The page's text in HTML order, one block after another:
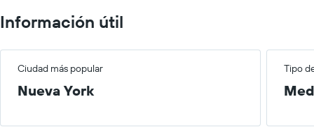
Información útil
Ciudad más popular Tipo
Nueva York